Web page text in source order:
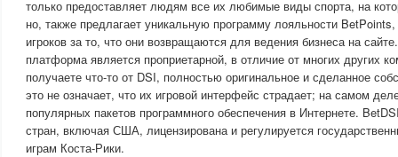
только предоставляет людям все их любимые виды спорта, на
но, также предлагает уникальную программу лояльности BetPoints,
игроков за то, что они возвращаются для ведения бизнеса на
платформа является проприетарной, в отличие от многих других
получаете что-то от DSI, полностью оригинальное и сделанное
это не означает, что их игровой интерфейс страдает; на самом
популярных пакетов программного обеспечения в Интернете.
стран, включая США, лицензирована и регулируется
играм Коста-Рики.